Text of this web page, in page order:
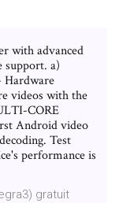
with advanced
support. a)
Hardware
videos with the
CORE
Android video
Test
performance is
gratuit